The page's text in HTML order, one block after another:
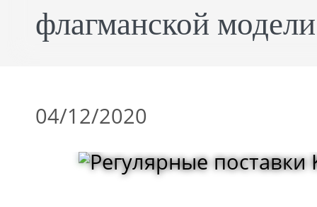
флагманской
04/12/2020